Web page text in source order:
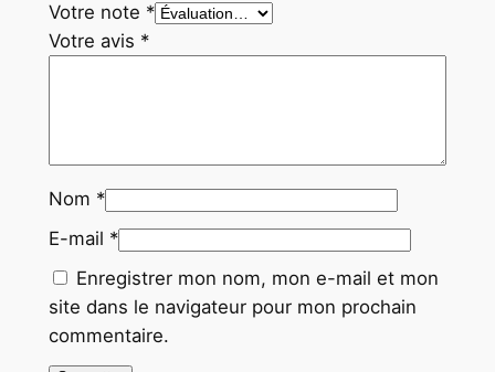
Votre note *
Votre avis *
Nom *
E-mail *
Enregistrer mon nom, mon e-mail et mon
site dans le navigateur pour mon prochain
commentaire.